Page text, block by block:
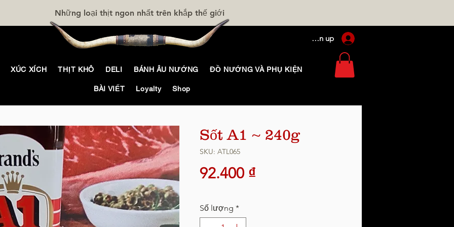
Những loại thịt ngon nhất trên khắp thế giới
Log In / Sign up
XÚC XÍCH THỊT KHÔ DELI BÁNH ÂU NƯỚNG ĐỒ NƯỚNG VÀ PHỤ KIỆN
BÀI VIẾT Loyalty Shop
Sốt A1 ~ 240g
SKU: ATL065
92.400 ₫
Số lượng *